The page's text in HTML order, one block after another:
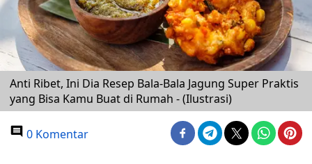
Anti Ribet, Ini Dia Resep Bala-Bala Jagung Super Praktis
yang Bisa Kamu Buat di Rumah - (Ilustrasi)
0 Komentar